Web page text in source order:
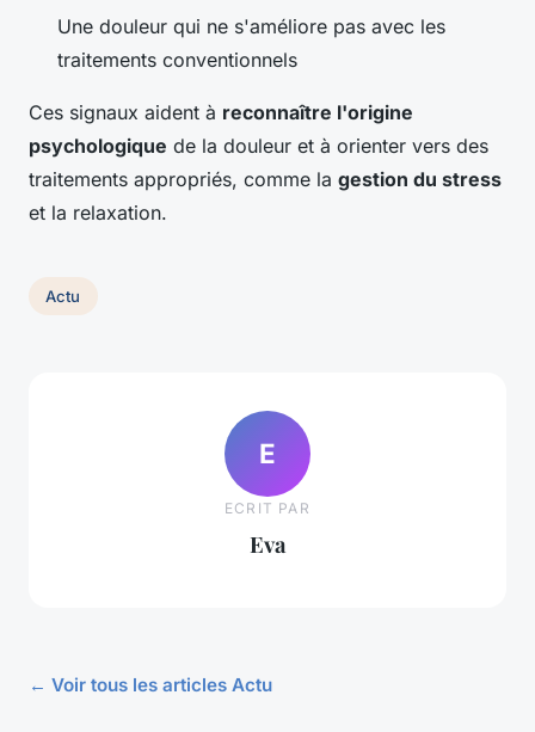
Une douleur qui ne s'améliore pas avec les
traitements conventionnels
Ces signaux aident à reconnaître l'origine
psychologique de la douleur et à orienter vers des
traitements appropriés, comme la gestion du stress
et la relaxation.
Actu
E
ECRIT PAR
Eva
← Voir tous les articles Actu